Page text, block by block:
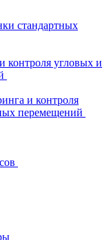
стандартных
контроля угловых и
и контроля
перемещений